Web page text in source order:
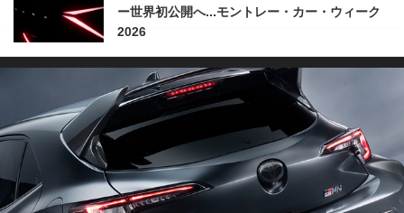
ー世界初公開へ...モントレー・カー・ウィーク
2026